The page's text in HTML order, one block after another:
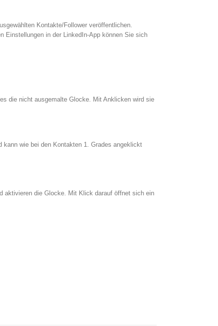
Kontakte/Follower veröffentlichen.
Einstellungen in der LinkedIn-App können Sie sich
die nicht ausgemalte Glocke. Mit Anklicken wird sie
kann wie bei den Kontakten 1. Grades angeklickt
aktivieren die Glocke. Mit Klick darauf öffnet sich ein